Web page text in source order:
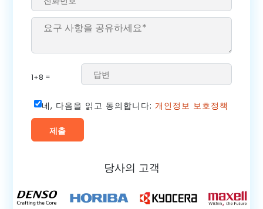
1+8 =
네, 다음을 읽고 동의합니다: 개인정보 보호정책
당사의 고객